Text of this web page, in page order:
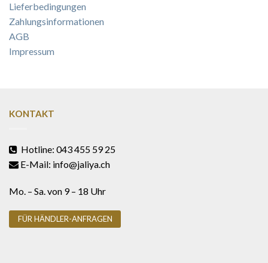
Lieferbedingungen
Zahlungsinformationen
AGB
Impressum
KONTAKT
Hotline: 043 455 59 25
E-Mail: info@jaliya.ch
Mo. – Sa. von 9 – 18 Uhr
FÜR HÄNDLER-ANFRAGEN